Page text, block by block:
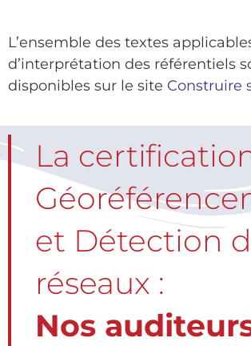
L’ensemble des textes
d’interprétation des référentiels
disponibles sur le site Construire
La
et Détection
réseaux :
Nos